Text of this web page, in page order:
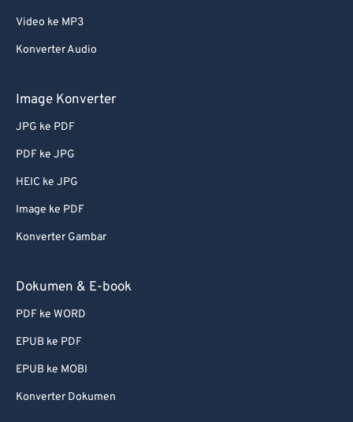
Video ke MP3
Konverter Audio
Image Konverter
JPG ke PDF
PDF ke JPG
HEIC ke JPG
Image ke PDF
Konverter Gambar
Dokumen & E-book
PDF ke WORD
EPUB ke PDF
EPUB ke MOBI
Konverter Dokumen